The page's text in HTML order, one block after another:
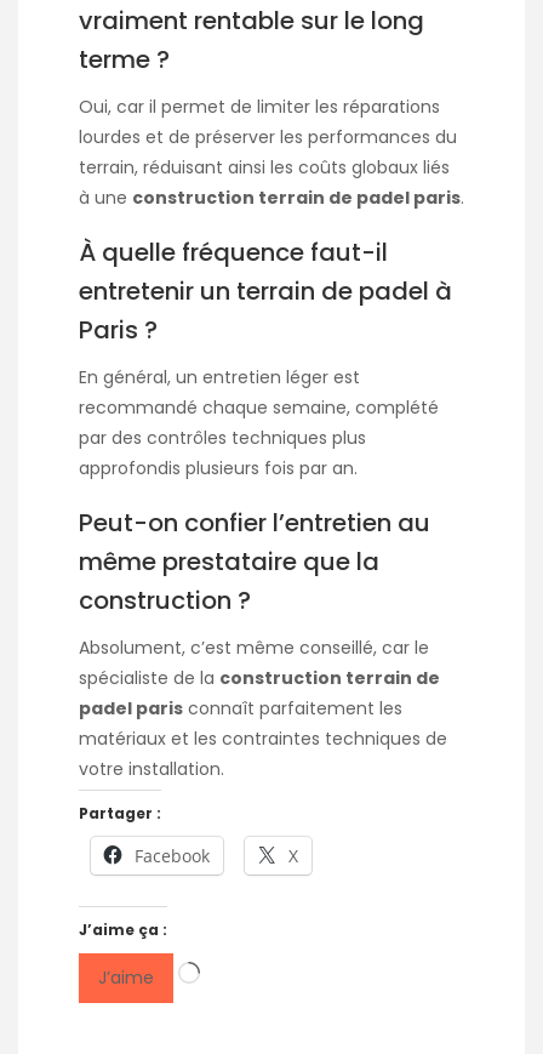
vraiment rentable sur le long
terme ?
Oui, car il permet de limiter les réparations
lourdes et de préserver les performances du
terrain, réduisant ainsi les coûts globaux liés
à une construction terrain de padel paris.
À quelle fréquence faut-il
entretenir un terrain de padel à
Paris ?
En général, un entretien léger est
recommandé chaque semaine, complété
par des contrôles techniques plus
approfondis plusieurs fois par an.
Peut-on confier l’entretien au
même prestataire que la
construction ?
Absolument, c’est même conseillé, car le
spécialiste de la construction terrain de
padel paris connaît parfaitement les
matériaux et les contraintes techniques de
votre installation.
Partager :
Facebook X
J’aime ça :
J’aime Chargement…